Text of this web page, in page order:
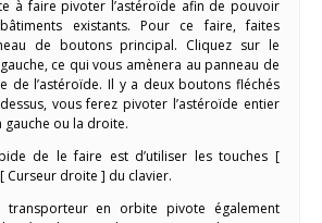
à faire pivoter l’astéroïde afin de pouvoir
existants. Pour ce faire, faites
de boutons principal. Cliquez sur le
ce qui vous amènera au panneau de
de l’astéroïde. Il y a deux boutons fléchés
vous ferez pivoter l’astéroïde entier
gauche ou la droite.
de le faire est d’utiliser les touches [
Curseur droite ] du clavier.
transporteur en orbite pivote également